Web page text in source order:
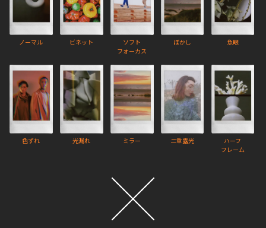
ノーマル ビネット
ソフト
フォーカス
ぼかし 魚眼
色ずれ 光漏れ ミラー 二重露光
ハーフ
フレーム